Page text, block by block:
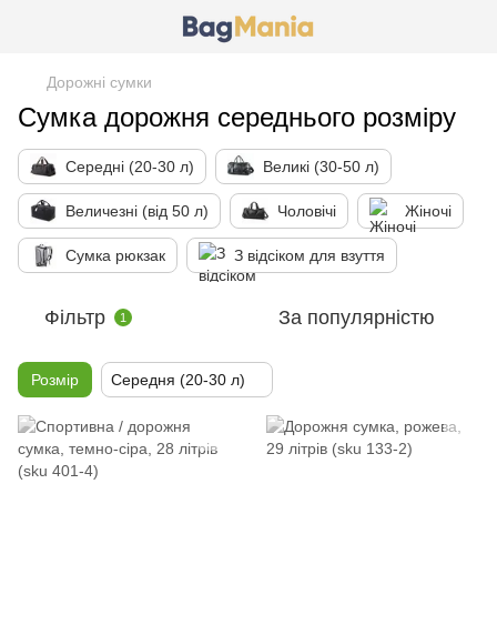
Дорожні сумки
Сумка дорожня середнього розміру
Середні (20-30 л) Великі (30-50 л)
Величезні (від 50 л) Чоловічі Жіночі
Сумка рюкзак З відсіком для взуття
Фільтр 1 За популярністю
Розмір Середня (20-30 л)